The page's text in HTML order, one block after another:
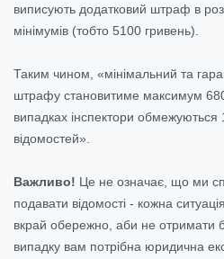
виписують додатковий штраф в
мінімумів (тобто 5100 гривень).
Таким чином, «мінімальний та
штрафу становитиме максимум
випадках інспектори
відомостей».
Важливо! Це не означає, що ми
подавати відомості - кожна
вкрай обережно, аби не отримати
випадку вам потрібна юридична